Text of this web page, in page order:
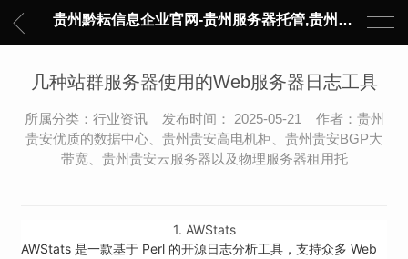
贵州黔耘信息企业官网-贵州服务器托管,贵州主机托管,云服务器托管,数据中心托管,网络设备托管,服务器租用,托管服务提供商,服务器管理-黔耘信息 贵州数据中心机柜租用-专业贵州IDC托管服务器维修
几种站群服务器使用的Web服务器日志工具
所属分类：行业资讯 发布时间： 2025-05-21 作者：贵州
贵安优质的数据中心、贵州贵安高电机柜、贵州贵安BGP大
带宽、贵州贵安云服务器以及物理服务器租用托
1. AWStats
AWStats 是一款基于 Perl 的开源日志分析工具，支持众多 Web